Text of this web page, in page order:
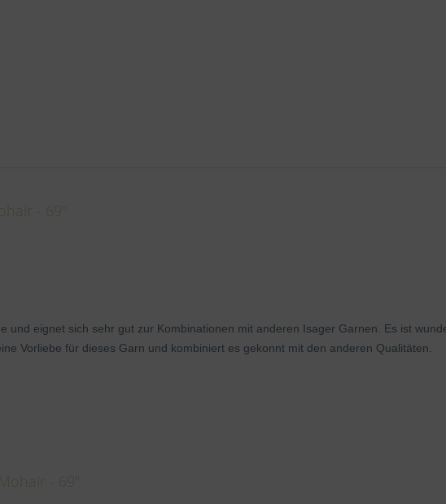
und eignet sich sehr gut zur Kombinationen mit anderen Isager Garnen. Es ist
Vorliebe für dieses Garn und kombiniert es gekonnt mit den anderen Qualitäten.